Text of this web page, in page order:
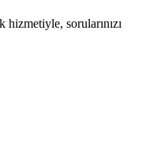
hizmetiyle, sorularınızı